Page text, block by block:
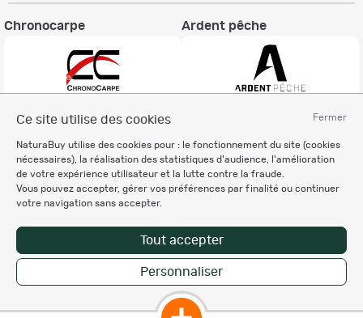
Fermer
Ce site utilise des cookies
NaturaBuy utilise des cookies pour : le fonctionnement du site (cookies
nécessaires), la réalisation des statistiques d'audience, l'amélioration
de votre expérience utilisateur et la lutte contre la fraude.
Vous pouvez accepter, gérer vos préférences par finalité ou continuer
votre navigation sans accepter.
Tout accepter
Personnaliser
Chronocarpe Ardent pêche
Charte éthique
Mentions légales
Règlement & Conditions d'utilisation
Politique de protection
des données personnelles
Personnalisation des cookies
Copyright © 2007-2026 NaturaBuy. Tous droits réservés. N°CNIL: 1239459.
Les marques commerciales mentionnées appartiennent à leurs propriétaires
respectifs in 0.034 s